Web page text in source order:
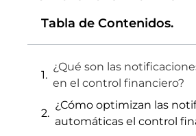
Tabla de Contenidos.
¿Qué son las
en el control financiero?
¿Cómo optimizan las
automáticas el control